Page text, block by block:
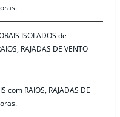
ISOLADOS de
RAJADAS DE VENTO
com RAIOS, RAJADAS DE